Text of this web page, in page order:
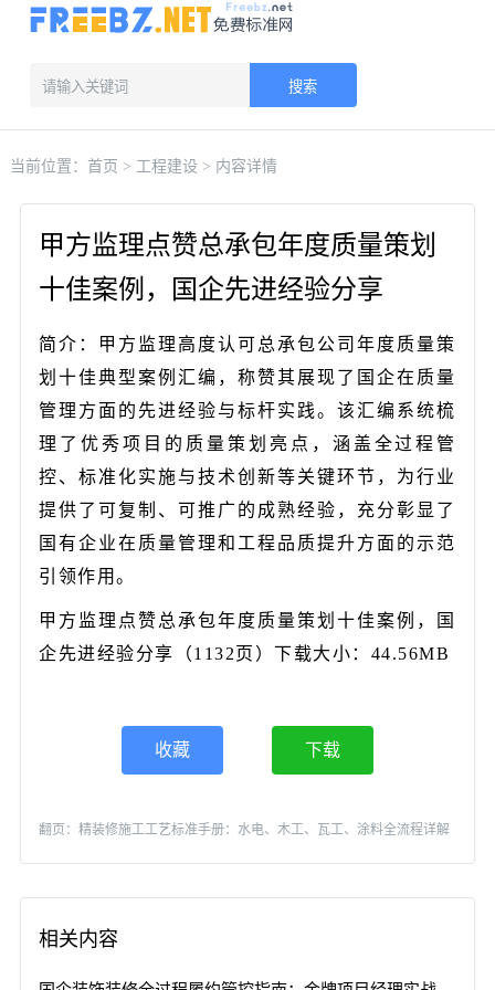
搜索
当前位置： 首页 > 工程建设> 内容详情
甲方监理点赞总承包年度质量策划
十佳案例，国企先进经验分享
简介：甲方监理高度认可总承包公司年度质量策
划十佳典型案例汇编，称赞其展现了国企在质量
管理方面的先进经验与标杆实践。该汇编系统梳
理了优秀项目的质量策划亮点，涵盖全过程管
控、标准化实施与技术创新等关键环节，为行业
提供了可复制、可推广的成熟经验，充分彰显了
国有企业在质量管理和工程品质提升方面的示范
引领作用。
甲方监理点赞总承包年度质量策划十佳案例，国
企先进经验分享（1132页）下载大小：44.56MB
收藏 下载
翻页：精装修施工工艺标准手册：水电、木工、瓦工、涂料全流程详解
相关内容